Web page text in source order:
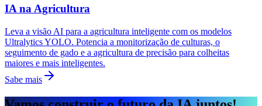
IA na Agricultura
Leva a visão AI para a agricultura inteligente com os modelos
Ultralytics YOLO. Potencia a monitorização de culturas, o
seguimento de gado e a agricultura de precisão para colheitas
maiores e mais inteligentes.
Sabe mais